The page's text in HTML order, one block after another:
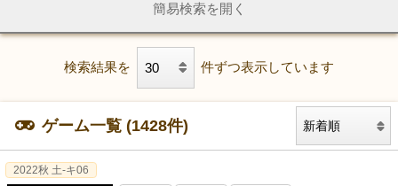
簡易検索を開く
検索結果を 件ずつ表示しています
ゲーム一覧 (1428件)
2022秋 土-キ06